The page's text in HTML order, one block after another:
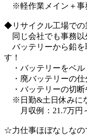
※軽作業メイン＋事
◆リサイクル工場での
同じ会社でも事務以
バッテリーから鉛を
す！
・バッテリーをベル
・廃バッテリーの仕
・バッテリーの切断
※日勤&土日休みに
月収例：21.7万円
☆力仕事ほぼなしなの